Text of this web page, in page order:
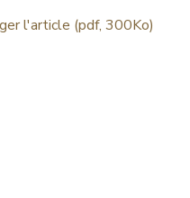
l'article (pdf, 300Ko)